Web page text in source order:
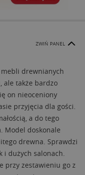
ZWIŃ PANEL
mebli drewnianych
ale także bardzo
on nieoceniony
przyjęcia dla gości.
a do tego
Model doskonale
drewna. Sprawdzi
i dużych salonach.
przy zestawieniu go z